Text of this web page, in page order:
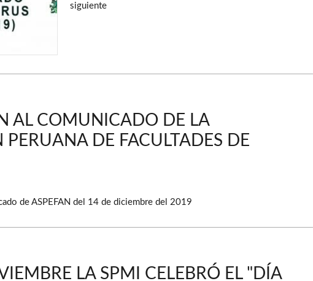
siguiente
AL COMUNICADO DE LA
DE FACULTADES DE
de ASPEFAN del 14 de diciembre del 2019
LA SPMI CELEBRÓ EL "DÍA